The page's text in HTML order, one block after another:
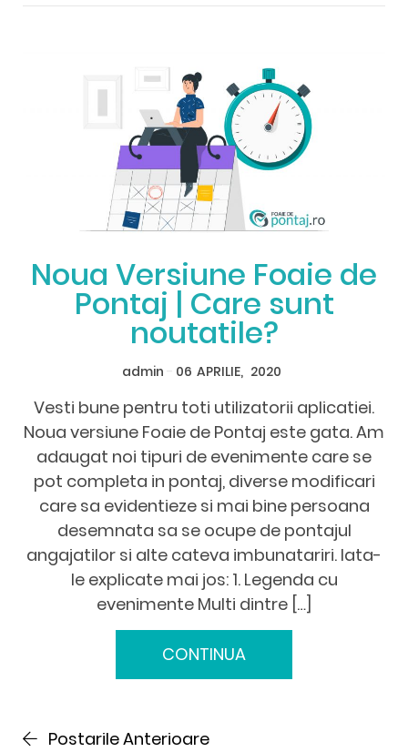
Noua Versiune Foaie de
Pontaj | Care sunt
noutatile?
admin 06 APRILIE, 2020
Vesti bune pentru toti utilizatorii aplicatiei.
Noua versiune Foaie de Pontaj este gata. Am
adaugat noi tipuri de evenimente care se
pot completa in pontaj, diverse modificari
care sa evidentieze si mai bine persoana
desemnata sa se ocupe de pontajul
angajatilor si alte cateva imbunatariri. Iata-
le explicate mai jos: 1. Legenda cu
evenimente Multi dintre […]
CONTINUA
Postarile Anterioare